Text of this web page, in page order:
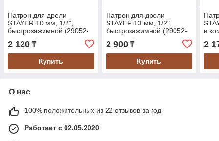
Патрон для дрели
STAYER 10 мм, 1/2",
быстрозажимной (29052-
2 120 ₸
Купить
Патрон для дрели
STAYER 13 мм, 1/2",
быстрозажимной (29052-
2 900₸
Купить
в
2
О нас
100% положительных из 22 отзывов за год
Работает с 02.05.2020